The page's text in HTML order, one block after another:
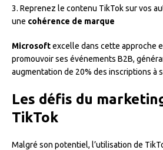
3. Reprenez le contenu TikTok sur vos
une cohérence de marque
Microsoftexcelle dans cette approche
promouvoir ses événements B2B,
augmentation de 20% des inscriptions à
Les défis du
TikTok
Malgré son potentiel, l’utilisation de